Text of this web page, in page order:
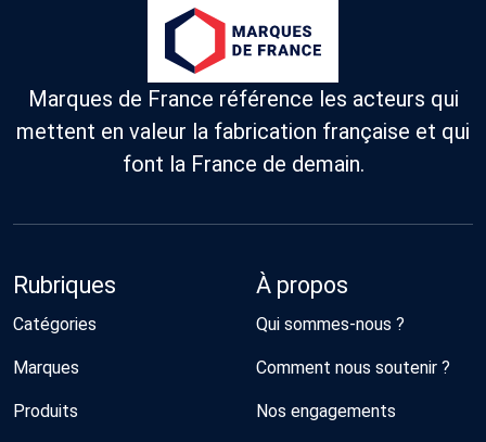
Marques de France référence les acteurs qui
mettent en valeur la fabrication française et qui
font la France de demain.
Rubriques
Catégories
Marques
Produits
À propos
Qui sommes-nous ?
Comment nous soutenir ?
Nos engagements